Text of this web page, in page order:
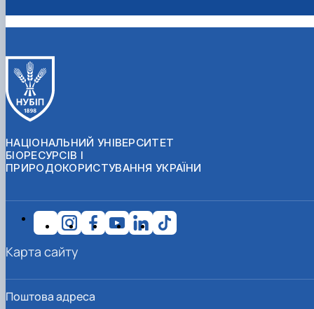
НАЦІОНАЛЬНИЙ УНІВЕРСИТЕТ
БІОРЕСУРСІВ І
ПРИРОДОКОРИСТУВАННЯ УКРАЇНИ
Поштова адреса
Карта сайту